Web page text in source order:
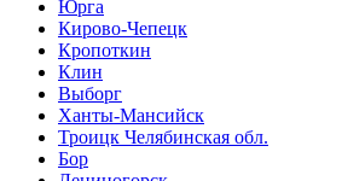
Юрга
Кирово-Чепецк
Кропоткин
Клин
Выборг
Ханты-Мансийск
Троицк Челябинская обл.
Бор